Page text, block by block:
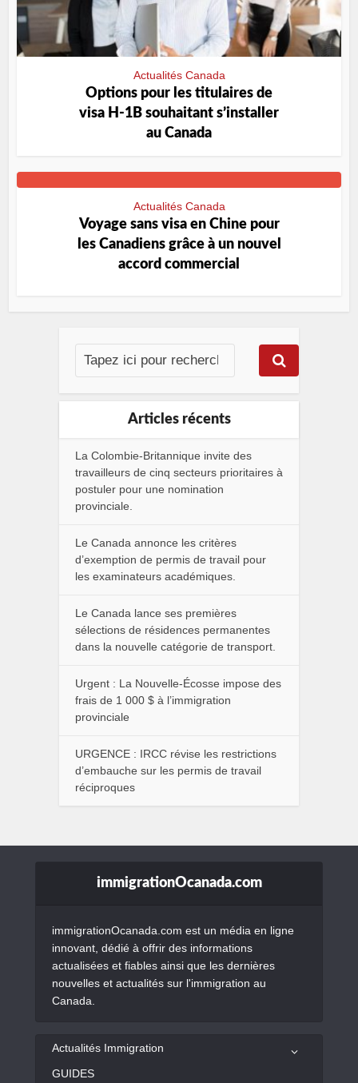
Actualités Canada
Options pour les titulaires de
visa H-1B souhaitant s’installer
au Canada
Actualités Canada
Voyage sans visa en Chine pour
les Canadiens grâce à un nouvel
accord commercial
Articles récents
La Colombie-Britannique invite des
travailleurs de cinq secteurs prioritaires à
postuler pour une nomination
provinciale.
Le Canada annonce les critères
d’exemption de permis de travail pour
les examinateurs académiques.
Le Canada lance ses premières
sélections de résidences permanentes
dans la nouvelle catégorie de transport.
Urgent : La Nouvelle-Écosse impose des
frais de 1 000 $ à l’immigration
provinciale
URGENCE : IRCC révise les restrictions
d’embauche sur les permis de travail
réciproques
immigrationOcanada.com
immigrationOcanada.com est un média en ligne
innovant, dédié à offrir des informations
actualisées et fiables ainsi que les dernières
nouvelles et actualités sur l'immigration au
Canada.
Actualités Immigration
GUIDES